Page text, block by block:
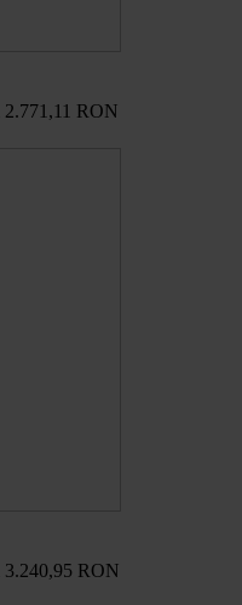
2.771,11 RON
3.240,95 RON